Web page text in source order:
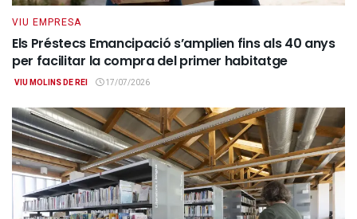
VIU EMPRESA
Els Préstecs Emancipació s’amplien fins als 40 anys
per facilitar la compra del primer habitatge
VIU MOLINS DE REI 17/07/2026